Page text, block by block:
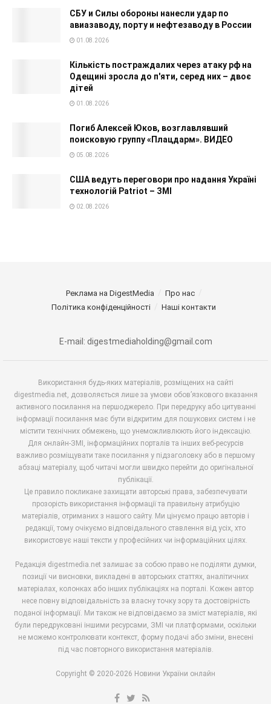
СБУ и Силы обороны нанесли удар по
авиазаводу, порту и нефтезаводу в России
01.08.2026
Кількість постраждалих через атаку рф на
Одещині зросла до п'яти, серед них – двоє
дітей
01.08.2026
Погиб Алексей Юков, возглавлявший
поисковую группу «Плацдарм». ВИДЕО
05.08.2026
США ведуть переговори про надання Україні
технологій Patriot – ЗМІ
02.08.2026
Реклама на DigestMedia
Про нас
Політика конфіденційності
Наші контакти
E-mail: digestmediaholding@gmail.com
Використання будь-яких матеріалів, розміщених на сайті
digestmedia.net, дозволяється лише за умови обов’язкового вказання
активного посилання на першоджерело. При передруку або цитуванні
інформації посилання має бути відкритим для пошукових систем і не
містити технічних обмежень, що унеможливлюють його індексацію.
Для онлайн-ЗМІ, інформаційних порталів та інших веб-ресурсів
важливо розміщувати таке посилання у підзаголовку або в першому
абзаці матеріалу, щоб читачі могли швидко перейти до оригінальної
публікації.
Це правило покликане захищати авторські права, забезпечувати
прозорість використання інформації та правильну атрибуцію
матеріалів, отриманих з нашого сайту. Ми цінуємо працю авторів і
редакції, тому очікуємо відповідального ставлення від усіх, хто
використовує наші тексти у професійних чи інформаційних цілях.
Редакція digestmedia.net залишає за собою право не поділяти думки,
позиції чи висновки, викладені в авторських статтях, аналітичних
матеріалах, колонках або інших публікаціях на порталі. Кожен автор
несе повну відповідальність за власну точку зору та достовірність
поданої інформації. Ми також не відповідаємо за зміст матеріалів, які
були передруковані іншими ресурсами, ЗМІ чи платформами, оскільки
не можемо контролювати контекст, форму подачі або зміни, внесені
під час повторного використання матеріалів.
Copyright © 2020-2026 Новини України онлайн